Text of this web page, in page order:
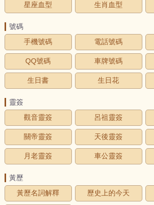
星座血型 生肖血型
號碼
手機號碼
電話號碼
QQ號碼 車牌號碼
生日書 生日花
靈簽
觀音靈簽
呂祖靈簽
關帝靈簽 天後靈簽
月老靈簽 車公靈簽
黃歷
黃歷名詞解釋
歷史上的今天